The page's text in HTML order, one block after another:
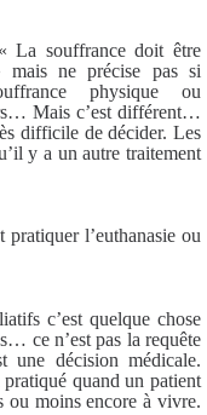
souffrance doit être
mais ne précise pas si
physique ou
Mais c’est différent…
difficile de décider. Les
y a un autre traitement
l’euthanasie ou
c’est quelque chose
ce n’est pas la requête
une décision médicale.
pratiqué quand un patient
ou moins encore à vivre.